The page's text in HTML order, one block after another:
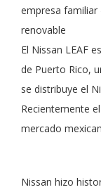
empresa familiar
renovable
El Nissan LEAF
de Puerto Rico,
se distribuye el
Recientemente
mercado
Nissan hizo